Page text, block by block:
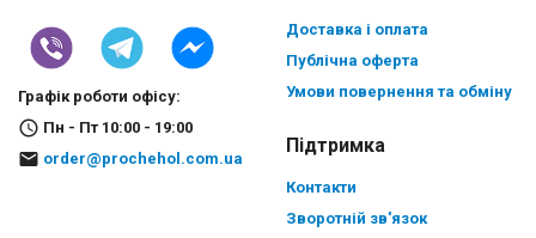
Графік роботи офісу:
Пн - Пт 10:00 - 19:00
order@prochehol.com.ua
Доставка і оплата
Публічна оферта
Умови повернення та обміну
Підтримка
Контакти
Зворотній зв'язок